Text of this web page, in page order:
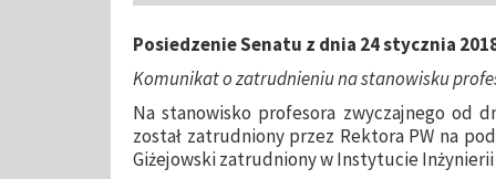
Posiedzenie Senatu z dnia 24 stycznia
Komunikat o zatrudnieniu na stanowisku
Na stanowisko profesora zwyczajnego od
został zatrudniony przez Rektora PW na
Giżejowski zatrudniony w Instytucie